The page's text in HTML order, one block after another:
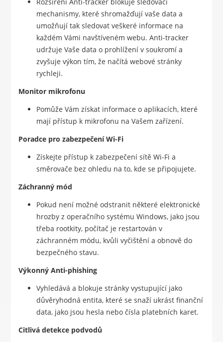
mechanismy, které shromažďují vaše data a
umožňují tak sledovat veškeré informace na
každém Vámi navštíveném webu. Anti-tracker
udržuje Vaše data o prohlížení v soukromí a
zvyšuje výkon tím, že načítá webové stránky
rychleji.
Monitor mikrofonu
Pomůže Vám získat informace o aplikacích, které
mají přístup k mikrofonu na Vašem zařízení.
Poradce pro zabezpečení Wi-Fi
Získejte přístup k zabezpečení sítě Wi-Fi a
směrovače bez ohledu na to, kde se připojujete.
Záchranný mód
Pokud není možné odstranit některé elektronické
hrozby z operačního systému Windows, jako jsou
třeba rootkity, počítač je restartován v
záchranném módu, kvůli vyčištění a obnově do
bezpečného stavu.
Výkonný Anti-phishing
Vyhledává a blokuje stránky vystupující jako
důvěryhodná entita, které se snaží ukrást finanční
data, jako jsou hesla nebo čísla platebních karet.
Citlivá detekce podvodů